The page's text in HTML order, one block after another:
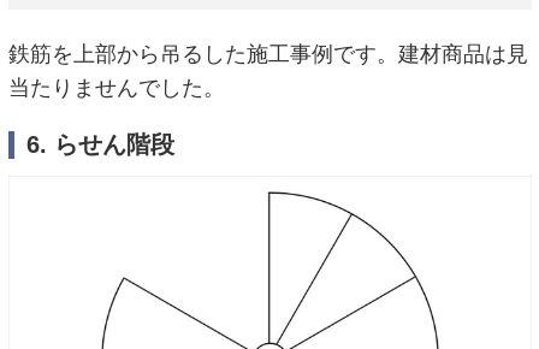
鉄筋を上部から吊るした施工事例です。建材商品は見
当たりませんでした。
6. らせん階段